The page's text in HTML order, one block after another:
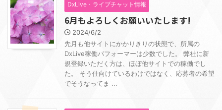
DxLive・ライブチャット情報
6月もよろしくお願いいたします!
2024/6/2
先月も他サイトにかかりきりの状態で、所属の
DxLive稼働パフォーマーは少数でした。 弊社に新
規登録いただく方は、ほぼ他サイトでの稼働でし
た。 そう仕向けているわけではなく、応募者の希望
でそうなってま ...